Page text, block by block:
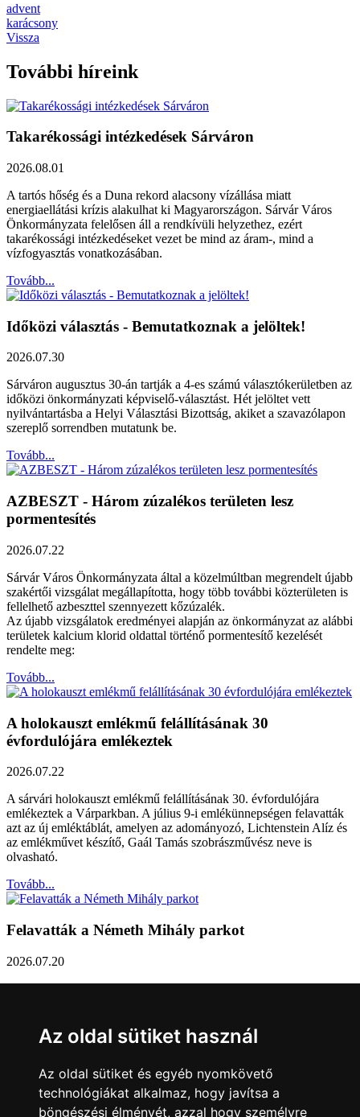
Az oldal sütiket használ
Az oldal sütiket és egyéb nyomkövető
technológiákat alkalmaz, hogy javítsa a
böngészési élményét, azzal hogy személyre
advent
karácsony
Vissza
További híreink
Takarékossági intézkedések Sárváron
2026.08.01
A tartós hőség és a Duna rekord alacsony vízállása miatt
energiaellátási krízis alakulhat ki Magyarországon. Sárvár Város
Önkormányzata felelősen áll a rendkívüli helyzethez, ezért
takarékossági intézkedéseket vezet be mind az áram-, mind a
vízfogyasztás vonatkozásában.
Tovább...
Időközi választás - Bemutatkoznak a jelöltek!
2026.07.30
Sárváron augusztus 30-án tartják a 4-es számú választókerületben az
időközi önkormányzati képviselő-választást. Hét jelöltet vett
nyilvántartásba a Helyi Választási Bizottság, akiket a szavazólapon
szereplő sorrendben mutatunk be.
Tovább...
AZBESZT - Három zúzalékos területen lesz
pormentesítés
2026.07.22
Sárvár Város Önkormányzata által a közelmúltban megrendelt újabb
szakértői vizsgálat megállapította, hogy több további közterületen is
fellelhető azbeszttel szennyezett kőzúzalék.
Az újabb vizsgálatok eredményei alapján az önkormányzat az alábbi
területek kalcium klorid oldattal történő pormentesítő kezelését
rendelte meg:
Tovább...
A holokauszt emlékmű felállításának 30
évfordulójára emlékeztek
2026.07.22
A sárvári holokauszt emlékmű felállításának 30. évfordulójára
emlékeztek a Várparkban. A július 9-i emlékünnepségen felavatták
azt az új emléktáblát, amelyen az adományozó, Lichtenstein Alíz és
az emlékművet készítő, Gaál Tamás szobrászművész neve is
olvasható.
Tovább...
Felavatták a Németh Mihály parkot
2026.07.20
Közlemény a sárvári képviselő-testület rendkívüli